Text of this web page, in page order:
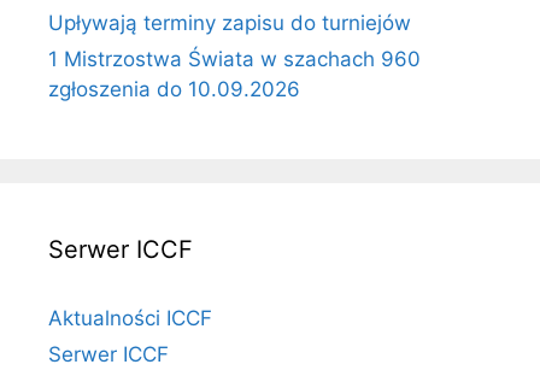
Upływają terminy zapisu do turniejów
1 Mistrzostwa Świata w szachach 960
zgłoszenia do 10.09.2026
Serwer ICCF
Aktualności ICCF
Serwer ICCF